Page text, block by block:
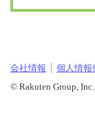
会社情報 個人情報
© Rakuten Group, Inc.